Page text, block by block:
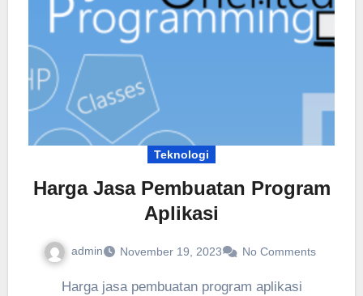
Teknologi
Harga Jasa Pembuatan Program
Aplikasi
admin November 19, 2023 No Comments
Harga jasa pembuatan program aplikasi